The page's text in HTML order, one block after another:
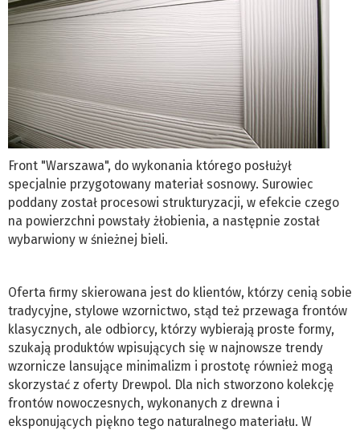
Front "Warszawa", do wykonania którego posłużył
specjalnie przygotowany materiał sosnowy. Surowiec
poddany został procesowi strukturyzacji, w efekcie czego
na powierzchni powstały żłobienia, a następnie został
wybarwiony w śnieżnej bieli.
Oferta firmy skierowana jest do klientów, którzy cenią sobie
tradycyjne, stylowe wzornictwo, stąd też przewaga frontów
klasycznych, ale odbiorcy, którzy wybierają proste formy,
szukają produktów wpisujących się w najnowsze trendy
wzornicze lansujące minimalizm i prostotę również mogą
skorzystać z oferty Drewpol. Dla nich stworzono kolekcję
frontów nowoczesnych, wykonanych z drewna i
eksponujących piękno tego naturalnego materiału. W